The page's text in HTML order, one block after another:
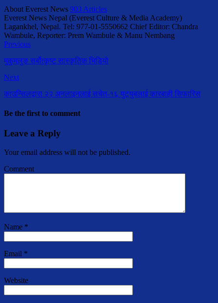
About Everest News 903 Articles
Everest News Nepal (Everest Culture & Media Academy)
Lagankhel, Nepal. Tel: 977-01-5550662 Chief Editor: Chandra
Wambule, Reporter: Prem Wambule & Manu Nembang
Previous
मुकुमलुङ सर्बोत्कृष्ट सास्कृतिक भिडियो
Next
काउन्सिलद्वारा २२ अनलाइनलाई सचेत-१६ युट्युबलाई कारबाही सिफारिस
Be the first to comment
Leave a Reply
Your email address will not be published.
Comment
Name *
Email *
Website